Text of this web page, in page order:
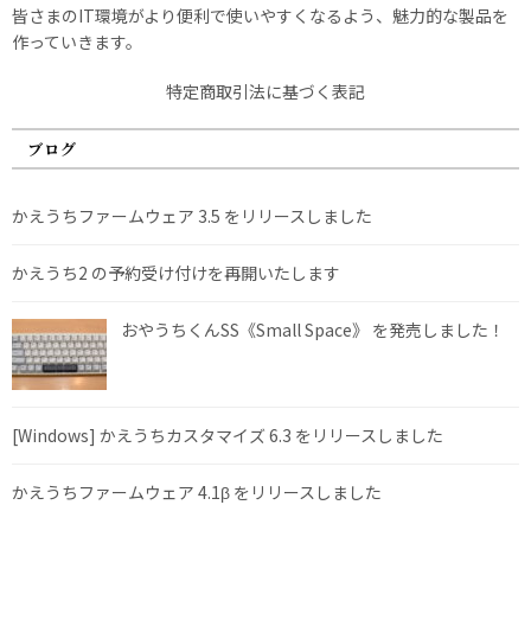
皆さまのIT環境がより便利で使いやすくなるよう、魅力的な製品を
作っていきます。
特定商取引法に基づく表記
ブログ
かえうちファームウェア 3.5 をリリースしました
かえうち2 の予約受け付けを再開いたします
おやうちくんSS《Small Space》 を発売しました！
[Windows] かえうちカスタマイズ 6.3 をリリースしました
かえうちファームウェア 4.1β をリリースしました